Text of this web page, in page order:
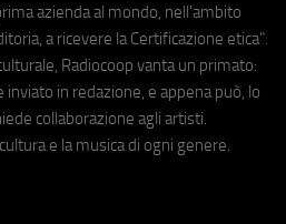
azienda al mondo, nell'ambito
a ricevere la Certificazione etica".
Radiocoop vanta un primato:
in redazione, e appena può, lo
collaborazione agli artisti.
e la musica di ogni genere.